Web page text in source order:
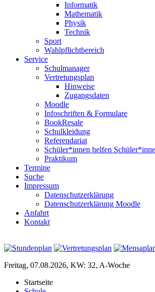
Informatik
Mathematik
Physik
Technik
Sport
Wahlpflichtbereich
Service
Schulmanager
Vertretungsplan
Hinweise
Zugangsdaten
Moodle
Infoschriften & Formulare
BookResale
Schulkleidung
Referendariat
Schüler*innen helfen
Praktikum
Termine
Suche
Impressum
Datenschutzerklärung
Datenschutzerklärung Moodle
Anfahrt
Kontakt
Freitag, 07.08.2026, KW: 32, A-Woche
Startseite